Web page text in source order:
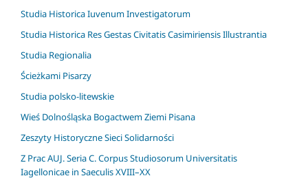
Studia Historica Iuvenum Investigatorum
Studia Historica Res Gestas Civitatis Casimiriensis Illustrantia
Studia Regionalia
Ścieżkami Pisarzy
Studia polsko-litewskie
Wieś Dolnośląska Bogactwem Ziemi Pisana
Zeszyty Historyczne Sieci Solidarności
Z Prac AUJ. Seria C. Corpus Studiosorum Universitatis
Iagellonicae in Saeculis XVIII–XX